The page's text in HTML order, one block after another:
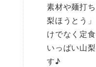
素材や麺打
梨ほうとう
けでなく定
いっぱい山
す♪